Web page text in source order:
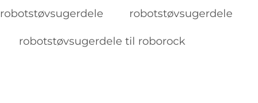
robotstøvsugerdele robotstøvsugerdele
robotstøvsugerdele til roborock